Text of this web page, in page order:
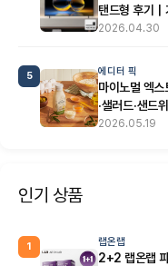
탠드형 후기｜
2026.04.30
5 에디터 픽
마이노멀 엑
·샐러드·샌드
2026.05.19
인기 상품
1 랩온랩
2+2 랩온랩